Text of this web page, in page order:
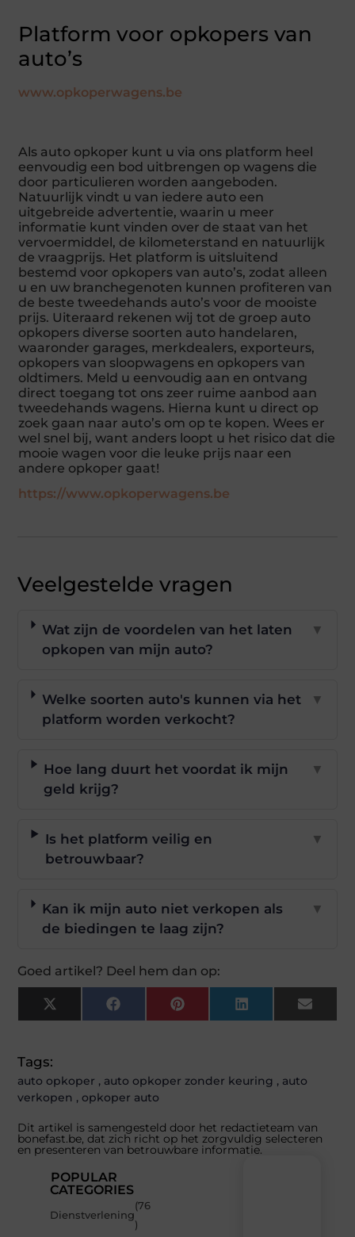
Platform voor opkopers van
auto’s
www.opkoperwagens.be
Als auto opkoper kunt u via ons platform heel
eenvoudig een bod uitbrengen op wagens die
door particulieren worden aangeboden.
Natuurlijk vindt u van iedere auto een
uitgebreide advertentie, waarin u meer
informatie kunt vinden over de staat van het
vervoermiddel, de kilometerstand en natuurlijk
de vraagprijs. Het platform is uitsluitend
bestemd voor opkopers van auto’s, zodat alleen
u en uw branchegenoten kunnen profiteren van
de beste tweedehands auto’s voor de mooiste
prijs. Uiteraard rekenen wij tot de groep auto
opkopers diverse soorten auto handelaren,
waaronder garages, merkdealers, exporteurs,
opkopers van sloopwagens en opkopers van
oldtimers. Meld u eenvoudig aan en ontvang
direct toegang tot ons zeer ruime aanbod aan
tweedehands wagens. Hierna kunt u direct op
zoek gaan naar auto’s om op te kopen. Wees er
wel snel bij, want anders loopt u het risico dat die
mooie wagen voor die leuke prijs naar een
andere opkoper gaat!
https://www.opkoperwagens.be
Veelgestelde vragen
Wat zijn de voordelen van het laten
opkopen van mijn auto?
▼
Welke soorten auto's kunnen via het
platform worden verkocht?
▼
Hoe lang duurt het voordat ik mijn
geld krijg?
▼
Is het platform veilig en
betrouwbaar?
▼
Kan ik mijn auto niet verkopen als
de biedingen te laag zijn?
▼
Goed artikel? Deel hem dan op:
X
(Twitter)
FacebookPinterestLinkedInEmail
Tags:
auto opkoper , auto opkoper zonder keuring , auto
verkopen ,opkoper auto
Dit artikel is samengesteld door het redactieteam van
bonefast.be, dat zich richt op het zorgvuldig selecteren
en presenteren van betrouwbare informatie.
POPULAR
CATEGORIES
Dienstverlening
(76
)